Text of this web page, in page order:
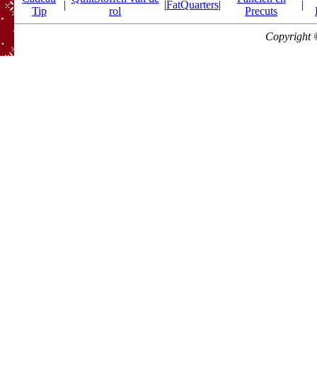
Tip
|
rol
|FatQuarters|
Precuts
|
Copyright